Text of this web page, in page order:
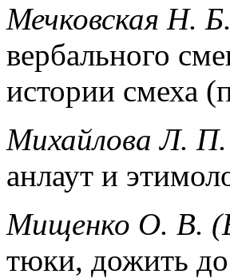
Мечковская Н.
вербального
истории смеха
Михайлова Л.
анлаут и
Мищенко О. В.
тюки, дожить